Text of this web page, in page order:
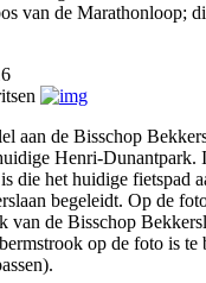
van de Marathonloop;
aan de Bisschop
Henri-Dunantpark.
die het huidige fietspad
begeleidt. Op de
van de Bisschop
op de foto is te